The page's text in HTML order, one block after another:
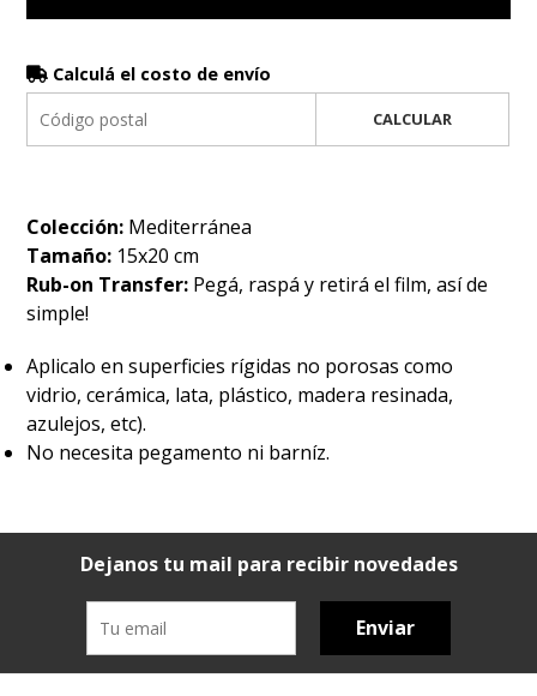
Calculá el costo de envío
CALCULAR
Colección: Mediterránea
Tamaño: 15x20 cm
Rub-on Transfer: Pegá, raspá y retirá el film, así de
simple!
Aplicalo en superficies rígidas no porosas como
vidrio, cerámica, lata, plástico, madera resinada,
azulejos, etc).
No necesita pegamento ni barníz.
Dejanos tu mail para recibir novedades
Enviar